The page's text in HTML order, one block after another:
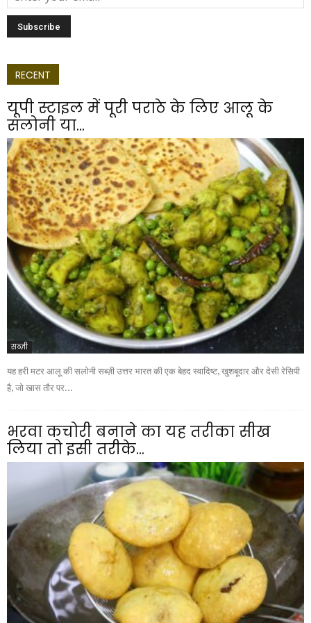
RECENT
यूपी स्टाइल में पूरी पराठे के लिए आलू के
सलोनी या...
सब्ज़ी
यह हरी मटर आलू की सलोनी सब्ज़ी उत्तर भारत की एक बेहद स्वादिष्ट, खुशबूदार और देसी रेसिपी
है, जो खास तौर पर...
भरवा कचोरी बनाने का यह तरीका सीख
लिया तो इसी तरीके...